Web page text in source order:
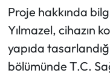
Proje hakkında
Yılmazel, cihazın
yapıda
bölümünde T.C.
Resmi İlan
Resmi Reklam